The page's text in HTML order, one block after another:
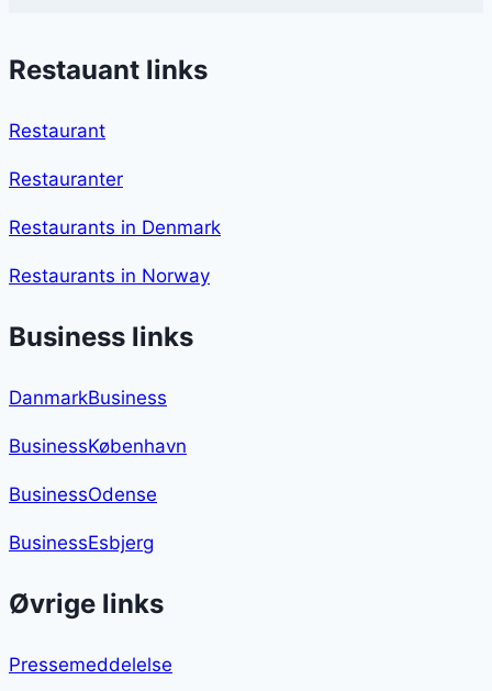
Restauant links
Restaurant
Restauranter
Restaurants in Denmark
Restaurants in Norway
Business links
DanmarkBusiness
BusinessKøbenhavn
BusinessOdense
BusinessEsbjerg
Øvrige links
Pressemeddelelse